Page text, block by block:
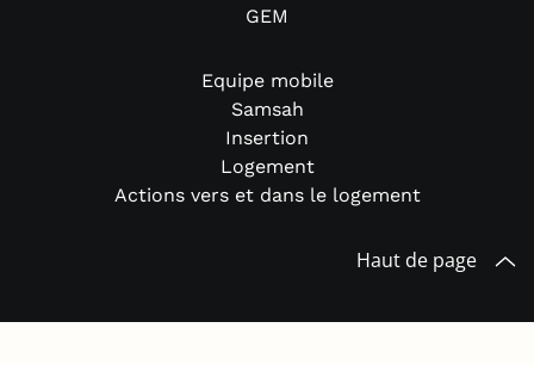
GEM
Equipe mobile
Samsah
Insertion
Logement
Actions vers et dans le logement
Haut de page